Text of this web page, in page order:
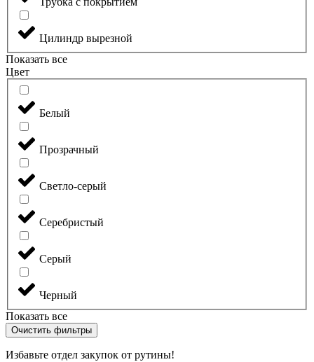
Цилиндр вырезной
Показать все
Цвет
Белый
Прозрачный
Светло-серый
Серебристый
Серый
Черный
Показать все
Очистить фильтры
Избавьте отдел закупок от рутины!